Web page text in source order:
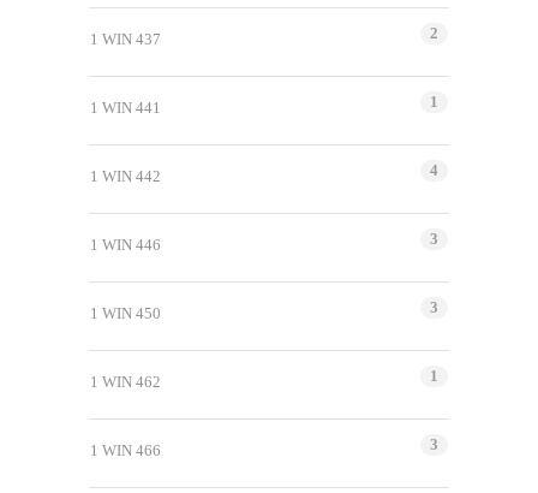
1 WIN 437 2
1 WIN 441 1
1 WIN 442 4
1 WIN 446 3
1 WIN 450 3
1 WIN 462 1
1 WIN 466 3